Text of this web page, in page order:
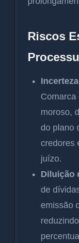
Riscos
Comarca
moroso,
do plano
credores
juízo.
Diluição
de
emissão